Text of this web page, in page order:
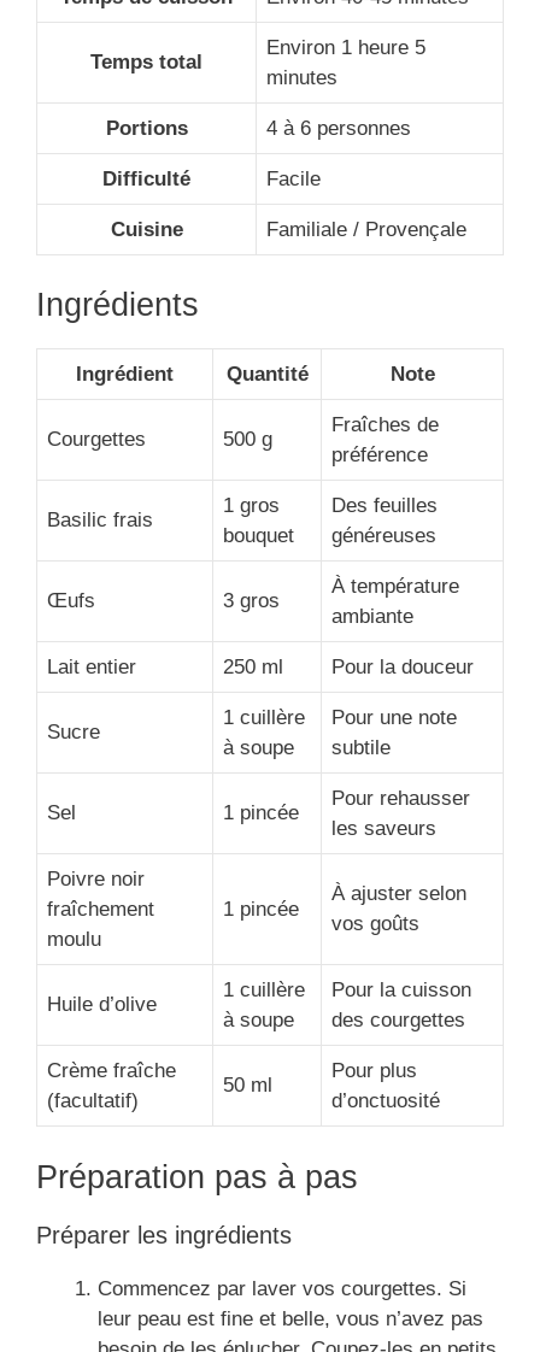
Temps total
Environ 1 heure 5
minutes
Portions 4 à 6 personnes
Difficulté Facile
Cuisine Familiale / Provençale
Ingrédients
Ingrédient Quantité Note
Courgettes 500 g
Fraîches de
préférence
Basilic frais
1 gros
bouquet
Des feuilles
généreuses
Œufs 3 gros
À température
ambiante
Lait entier 250 ml Pour la douceur
Sucre
1 cuillère
à soupe
Pour une note
subtile
Sel 1 pincée
Pour rehausser
les saveurs
Poivre noir
fraîchement
moulu
1 pincée
À ajuster selon
vos goûts
Huile d’olive
1 cuillère
à soupe
Pour la cuisson
des courgettes
Crème fraîche
(facultatif)
50 ml
Pour plus
d’onctuosité
Préparation pas à pas
Préparer les ingrédients
Commencez par laver vos courgettes. Si
leur peau est fine et belle, vous n’avez pas